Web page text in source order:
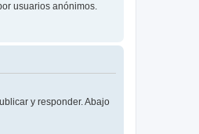
usuarios anónimos.
y responder. Abajo